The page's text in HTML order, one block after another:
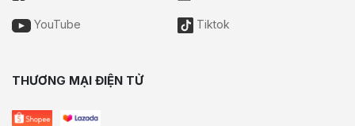
YouTube Tiktok
THƯƠNG MẠI ĐIỆN TỬ